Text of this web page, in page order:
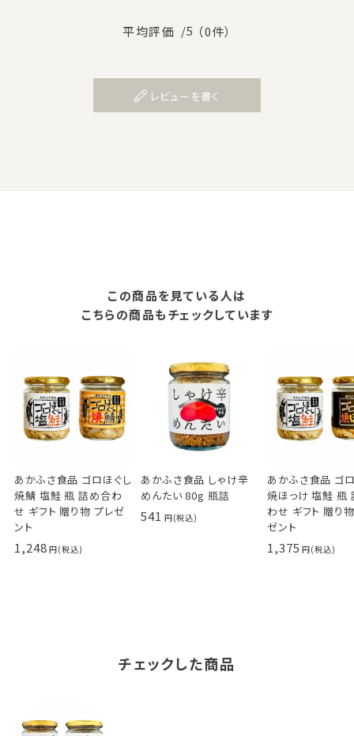
平均評価 /5 （0件）
レビューを書く
この商品を見ている人は
こちらの商品もチェックしています
あかふさ食品 ゴロほぐし
焼鯖 塩鮭 瓶 詰め合わ
せ ギフト 贈り物 プレゼ
ント
1,248
あかふさ食品 しゃけ辛
めんたい 80g 瓶詰
541
あかふさ食品 ゴ
焼ほっけ 塩鮭 瓶
わせ ギフト 贈り
ゼント
1,375
チェックした商品